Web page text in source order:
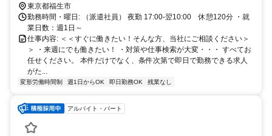
東京都福生市
勤務時間・曜日: （派遣社員） 夜勤 17:00-翌10:00 休憩120分 ・就
業日数：週1日～​
仕事内容: ＜＜すぐに働きたい！そんな方、当社にご相談ください＞
＞ ・来週にでも働きたい！ ・対策や仕事検索が大変・・・ すべてお
任せください。 本件だけでなく、条件次第で即日で勤務できる求人
がた...
変形労働時間制 週1日からOK 即日勤務OK 残業なし
アルバイト・パート